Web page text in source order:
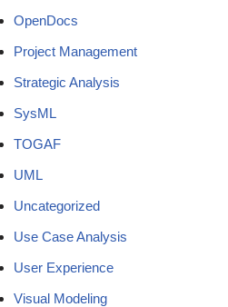
OpenDocs
Project Management
Strategic Analysis
SysML
TOGAF
UML
Uncategorized
Use Case Analysis
User Experience
Visual Modeling